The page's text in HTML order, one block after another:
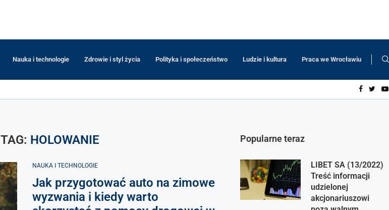
Nauka i technologie Zdrowie i styl życia Polityka i społeczeństwo Ludzie i kultura Praca we Wrocławiu
TAG: HOLOWANIE
NAUKA I TECHNOLOGIE
Jak przygotować auto na zimowe
wyzwania i kiedy warto
Popularne teraz
LIBET SA (13/2022)
Treść informacji
udzielonej
akcjonariuszowi